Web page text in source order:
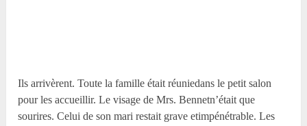
Ils arrivèrent. Toute la famille était réuniedans le petit salon
pour les accueillir. Le visage de Mrs. Bennetn’était que
sourires. Celui de son mari restait grave etimpénétrable. Les